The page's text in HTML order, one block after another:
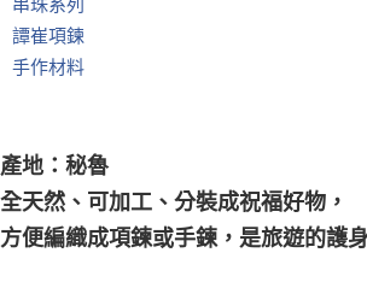
譚崔項鍊
手作材料
產地：秘魯
全天然、可加工、分裝成祝福好物，
方便編織成項鍊或手鍊，是旅遊的護